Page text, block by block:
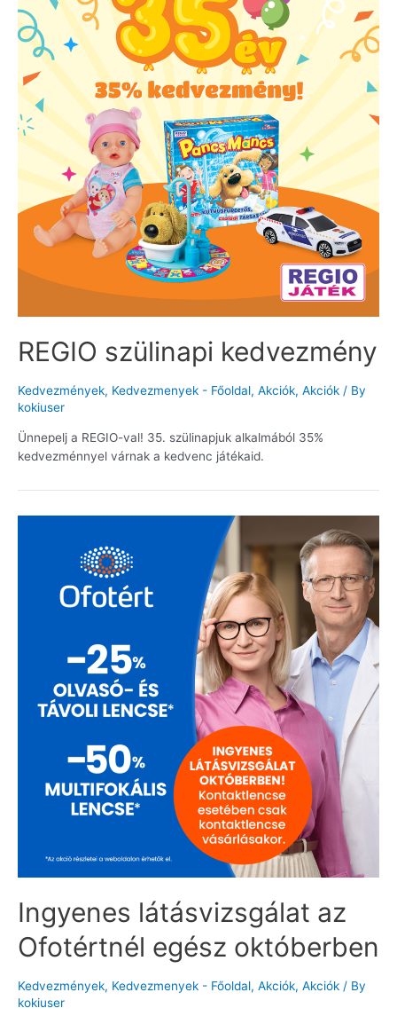
REGIO szülinapi kedvezmény
Kedvezmények, Kedvezmenyek - Főoldal, Akciók, Akciók / By
kokiuser
Ünnepelj a REGIO-val! 35. szülinapjuk alkalmából 35%
kedvezménnyel várnak a kedvenc játékaid.
Ingyenes látásvizsgálat az
Ofotértnél egész októberben
Kedvezmények, Kedvezmenyek - Főoldal, Akciók, Akciók / By
kokiuser